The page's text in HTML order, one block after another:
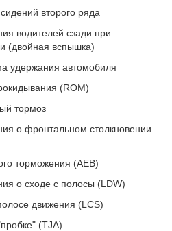
второго ряда
водителей сзади при
(двойная вспышка)
удержания автомобиля
(ROM)
тормоз
о фронтальном столкновении
торможения (AEB)
о сходе с полосы (LDW)
движения (LCS)
(TJA)